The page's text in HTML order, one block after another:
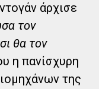
άρχισε
τον
θα τον
η πανίσχυρη
της